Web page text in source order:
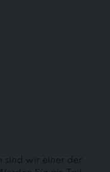
wir einer der